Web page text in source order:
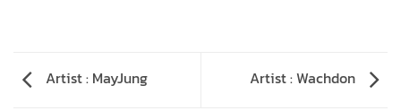
Artist : MayJung Artist : Wachdon